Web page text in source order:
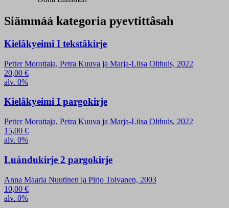
Siämmáá kategoria pyevtittâsah
Kielâkyeimi I tekstâkirje
Petter Morottaja, Petra Kuuva ja Marja-Liisa Olthuis, 2022
20,00 €
alv. 0%
Kielâkyeimi I pargokirje
Petter Morottaja, Petra Kuuva ja Marja-Liisa Olthuis, 2022
15,00 €
alv. 0%
Luándukirje 2 pargokirje
Anna Maaria Nuutinen ja Pirjo Tolvanen, 2003
10,00 €
alv. 0%